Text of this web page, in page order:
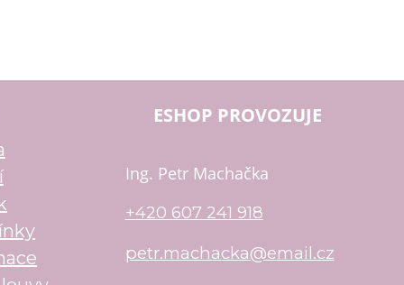
ESHOP PROVOZUJE
Ing. Petr Machačka
+420 607 241 918
petr.machacka@email.cz